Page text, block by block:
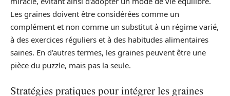
Les graines doivent être considérées comme un
complément et non comme un substitut à un régime varié,
à des exercices réguliers et à des habitudes alimentaires
saines. En d’autres termes, les graines peuvent être une
pièce du puzzle, mais pas la seule.
Stratégies pratiques pour intégrer les graines